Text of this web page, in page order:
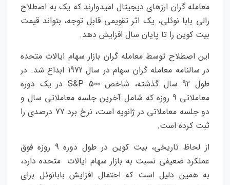
معامله گران ارزهای دیجیتال امیدوارند که یک به اصطلاح
رالی بابا نوئلی، یک اثر تقویمی قابل توجه، بتواند قیمت
بیت کوین را تا پایان سال افزایش دهد.
این اصطلاح توسط معامله گران بازار سهام ایالات متحده
در سالنامه معامله گران سهام در سال 1972 ابداع شد. در
طول 92 سال گذشته، شاخص S&P 500 در یک دوره
معاملاتی 9 روزه که شامل آخرین جلسه معاملاتی سال و
دو جلسه معاملاتی در ژانویه است، نرخ برد 77 درصدی را
ثبت کرده است.
از لحاظ تاریخی، بیت کوین در طول دوره 9 روزه فوق
عملکرد ضعیفی نسبت به بازار سهام ایالات متحده دارد،
به همین دلیل است که احتمال افزایش بابانوئل برای